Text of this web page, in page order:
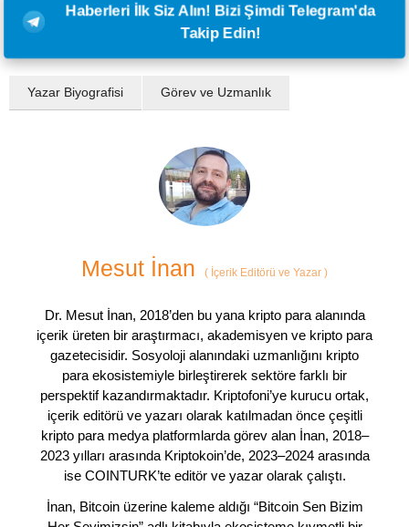
Haberleri İlk Siz Alın! Bizi Şimdi Telegram'da
Takip Edin!
Yazar Biyografisi Görev ve Uzmanlık
Mesut İnan ( İçerik Editörü ve Yazar )
Dr. Mesut İnan, 2018’den bu yana kripto para alanında
içerik üreten bir araştırmacı, akademisyen ve kripto para
gazetecisidir. Sosyoloji alanındaki uzmanlığını kripto
para ekosistemiyle birleştirerek sektöre farklı bir
perspektif kazandırmaktadır. Kriptofoni’ye kurucu ortak,
içerik editörü ve yazarı olarak katılmadan önce çeşitli
kripto para medya platformlarda görev alan İnan, 2018–
2023 yılları arasında Kriptokoin’de, 2023–2024 arasında
ise COINTURK’te editör ve yazar olarak çalıştı.
İnan, Bitcoin üzerine kaleme aldığı “Bitcoin Sen Bizim